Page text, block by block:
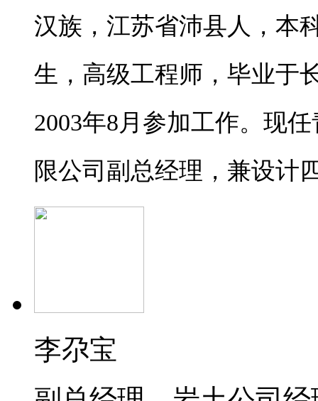
汉族，江苏省沛县人，本
生，高级工程师，毕业于
2003年8月参加工作。现
限公司副总经理，兼设计
李尕宝